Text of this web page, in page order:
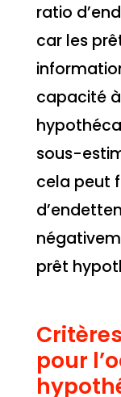
ratio
car les
capacité
sous-
cela peut
prêt
pour